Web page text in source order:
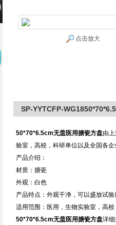
点击放大
SP-YYTCFP-
50*70*6.5cm无盖医用搪瓷方盘由
验室，高校，科研单位以及全国各企
产品介绍：
材质：搪瓷
外观：白色
产品特点：外观干净，可以盛放试
适用范围：医用，生物实验室，高
50*70*6.5cm无盖医用搪瓷方盘详